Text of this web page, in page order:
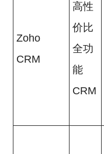
Zoho
CRM
高性
价比
全功
能
CRM